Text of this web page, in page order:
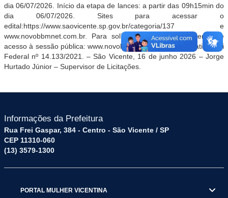
dia 06/07/2026. Início da etapa de lances: a partir das 09h15min do
dia 06/07/2026. Sites paraacessar o
edital:https://www.saovicente.sp.gov.br/categoria/137 e
www.novobbmnet.com.br. Para solicitação de esclarecimentos e
acesso à sessão pública:www.novobbmnet.com.br.Justificativa: Lei
Federal nº 14.133/2021. – São Vicente, 16 de junho2026 – Jorge
Hurtado Júnior – Supervisor de Licitações.
Informações da Prefeitura
Rua Frei Gaspar, 384 - Centro - São Vicente / SP
CEP 11310-060
(13) 3579-1300
PORTAL MULHER VICENTINA